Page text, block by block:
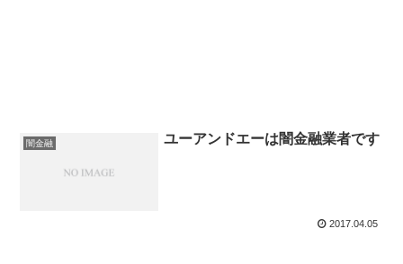
闇金融 ユーアンドエーは闇金融業者です
2017.04.05